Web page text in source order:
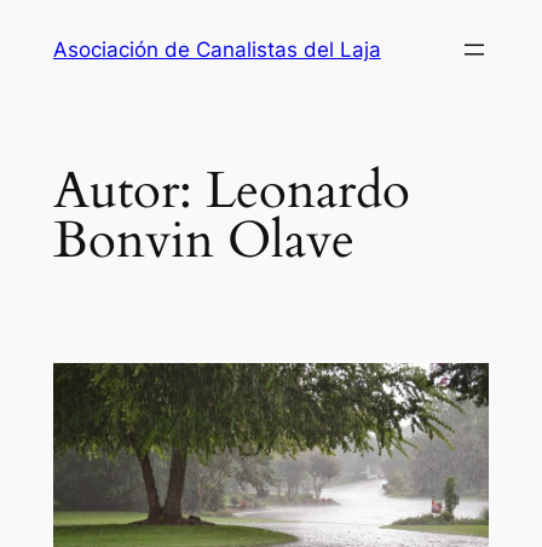
Asociación de Canalistas del Laja
Autor: Leonardo
Bonvin Olave